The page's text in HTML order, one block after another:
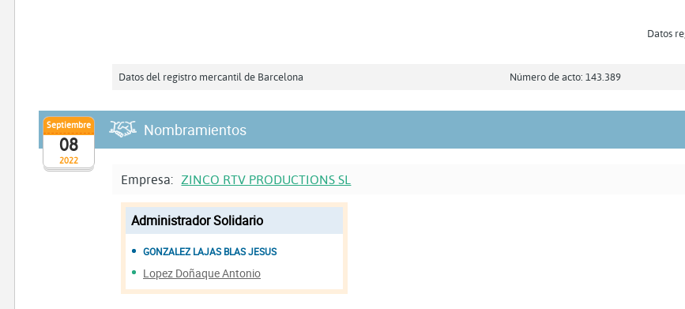
Datos
Datos del registro mercantil de Barcelona Número de acto: 143.389
2022
Septiembre
08
Nombramientos
Empresa: ZINCO RTV PRODUCTIONS SL
Administrador Solidario
GONZALEZ LAJAS BLAS JESUS
Lopez Doñaque Antonio